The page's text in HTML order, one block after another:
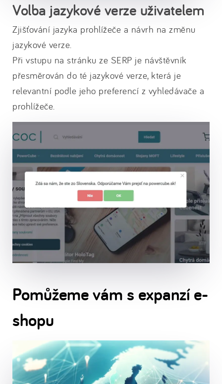
Volba jazykové verze uživatelem
Zjišťování jazyka prohlížeče a návrh na změnu
jazykové verze.
Při vstupu na stránku ze SERP je návštěvník
přesměrován do té jazykové verze, která je
relevantní podle jeho preferencí z vyhledávače a
prohlížeče.
Pomůžeme vám s expanzí e-
shopu